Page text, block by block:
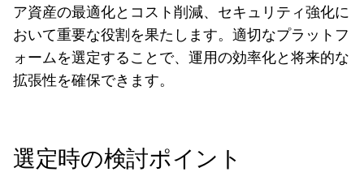
ア資産の最適化とコスト削減、セキュリティ強化に
おいて重要な役割を果たします。適切なプラットフ
ォームを選定することで、運用の効率化と将来的な
拡張性を確保できます。
選定時の検討ポイント